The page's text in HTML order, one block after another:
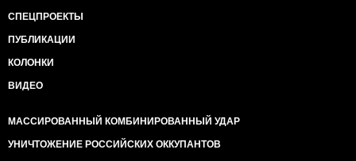
СПЕЦПРОЕКТЫ
ПУБЛИКАЦИИ
КОЛОНКИ
ВИДЕО
МАССИРОВАННЫЙ КОМБИНИРОВАННЫЙ УДАР
УНИЧТОЖЕНИЕ РОССИЙСКИХ ОККУПАНТОВ